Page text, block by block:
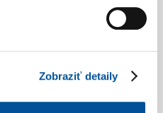
Zobraziť detaily